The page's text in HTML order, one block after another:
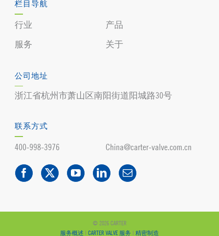
栏目导航
行业
产品
服务
关于
公司地址
浙江省杭州市萧山区南阳街道阳城路30号
联系方式
400-998-3976 China@carter-valve.com.cn
© 2026 CARTER
服务概述 | CARTER VALVE 服务 | 精密制造